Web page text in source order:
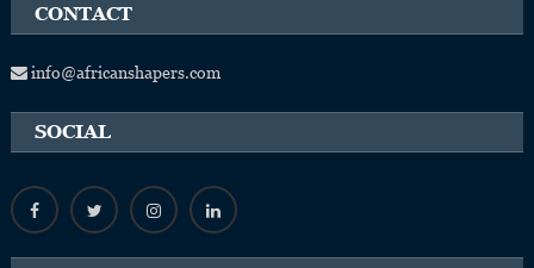
CONTACT
info@africanshapers.com
SOCIAL